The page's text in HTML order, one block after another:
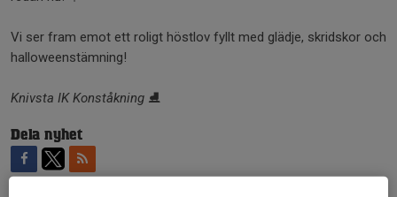
Vi ser fram emot ett roligt höstlov fyllt med glädje, skridskor och
halloweenstämning!
Knivsta IK Konståkning ⛸️
Dela nyhet